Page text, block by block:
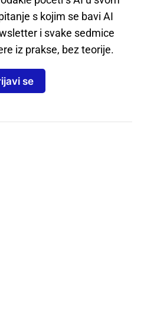
s kojim se bavi AI
i svake sedmice
iz prakse, bez teorije.
se